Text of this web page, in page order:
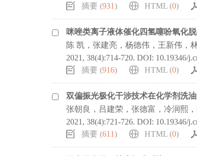
摘要 (931) HTML (0)
咪唑类离子液体催化四氢噻吩氧化
陈 凯，张建亮，杨德伟，王新伟，
2021, 38(4):714-720. DOI: 10.19346/
摘要 (916) HTML (0)
双偏振光极化干涉技术在化学剂洗
张朝良，吕建荣，张德富，冷润熙
2021, 38(4):721-726. DOI: 10.19346/
摘要 (611) HTML (0)